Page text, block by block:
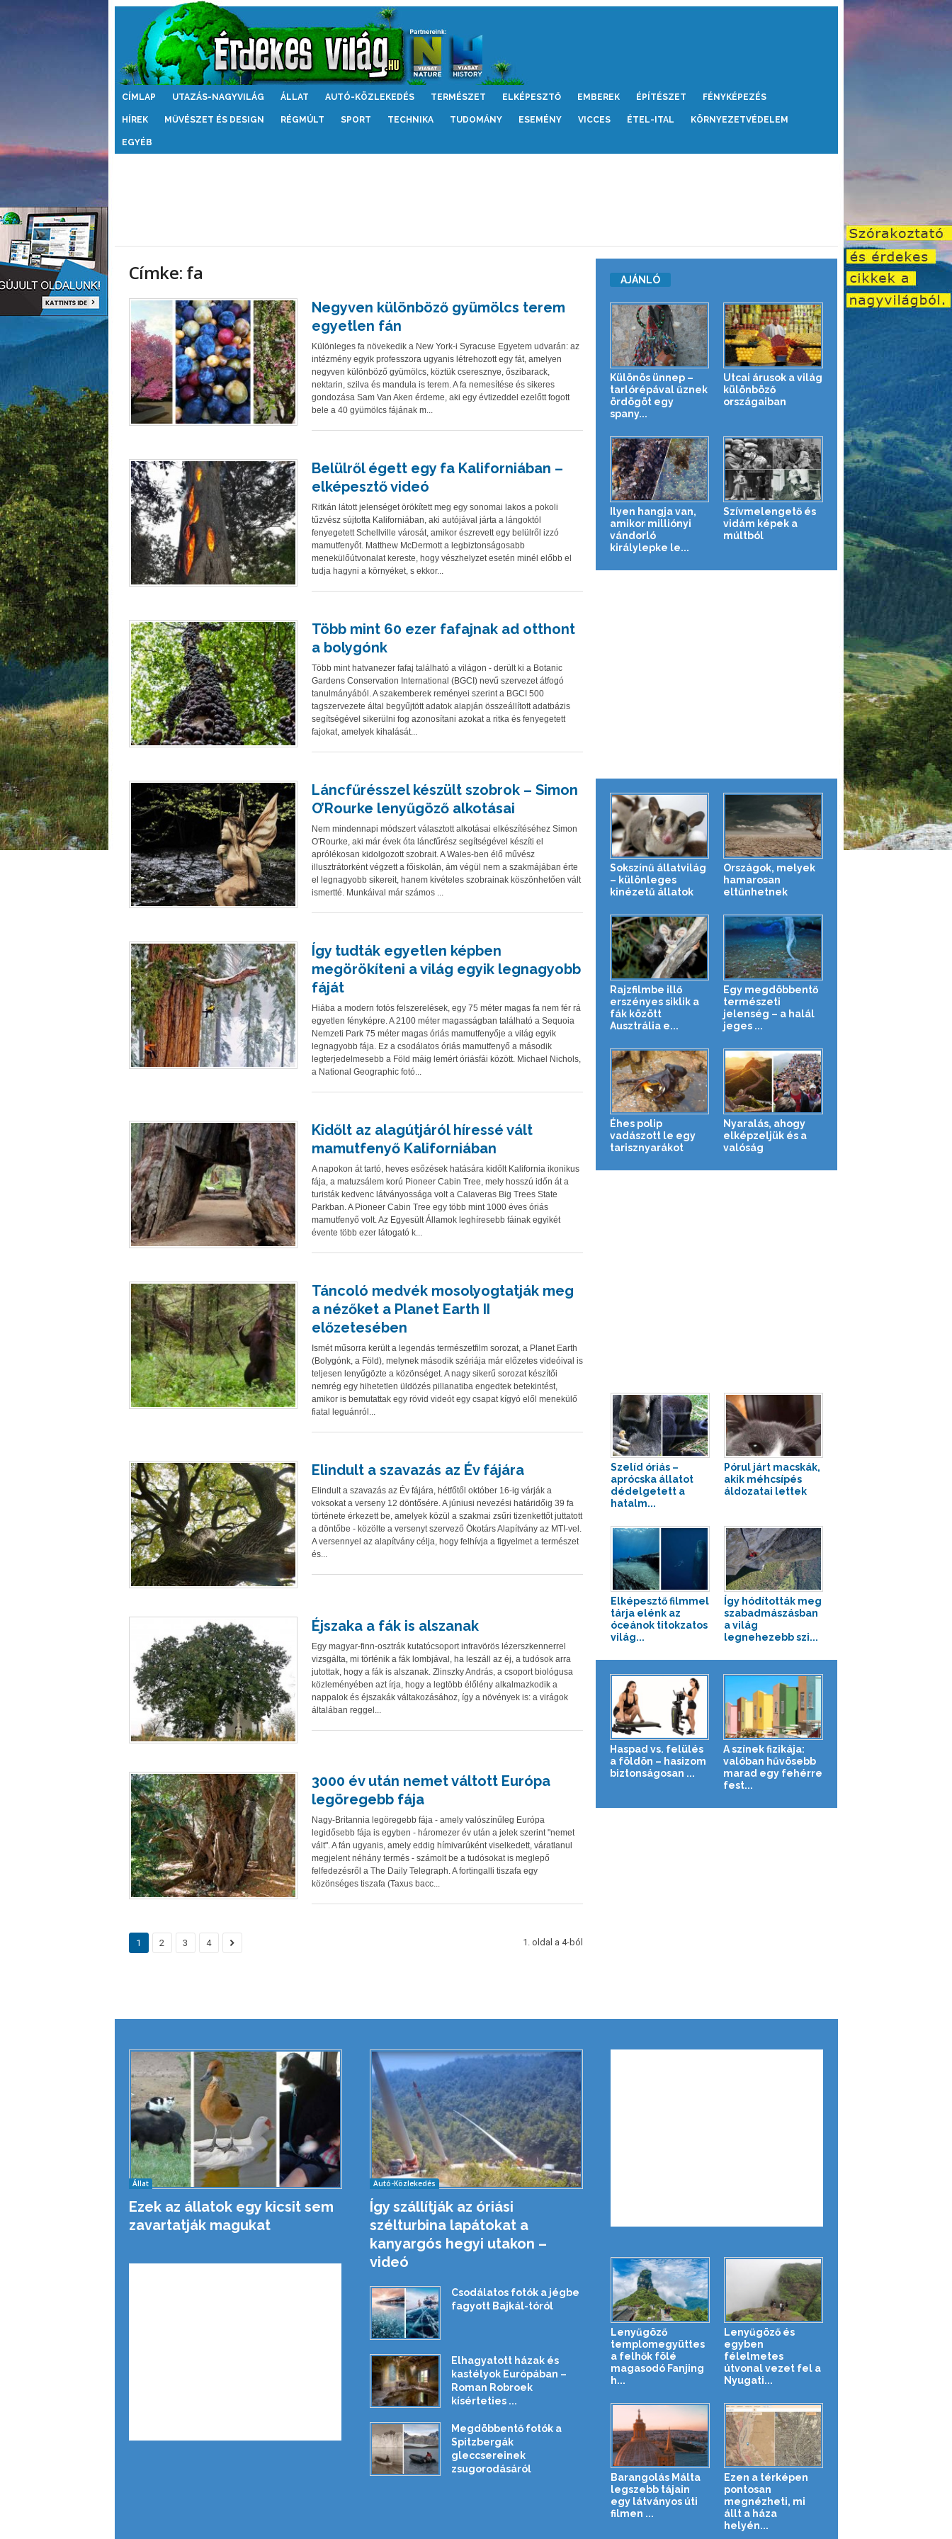
Érdekes
CÍMLAP UTAZÁS-NAGYVILÁG ÁLLAT AUTÓ-KÖZLEKEDÉS TERMÉSZET ELKÉPESZTŐ EMBEREK ÉPÍTÉSZET FÉNYKÉPEZÉS
HÍREK MŰVÉSZET ÉS DESIGN RÉGMÚLT SPORT TECHNIKA TUDOMÁNY ESEMÉNY VICCES ÉTEL-ITAL KÖRNYEZETVÉDELEM
EGYÉB
Címke: fa
Negyven különböző gyümölcs terem
egyetlen fán
Különleges fa növekedik a New York-i Syracuse Egyetem udvarán: az
intézmény egyik professzora ugyanis létrehozott egy fát, amelyen
negyven különböző gyümölcs, köztük cseresznye, őszibarack,
nektarin, szilva és mandula is terem. A fa nemesítése és sikeres
gondozása Sam Van Aken érdeme, aki egy évtizeddel ezelőtt fogott
bele a 40 gyümölcs fájának m...
Belülről égett egy fa Kaliforniában –
elképesztő videó
Ritkán látott jelenséget örökített meg egy sonomai lakos a pokoli
tűzvész sújtotta Kaliforniában, aki autójával járta a lángoktól
fenyegetett Schellville városát, amikor észrevett egy belülről izzó
mamutfenyőt. Matthew McDermott a legbiztonságosabb
menekülőútvonalat kereste, hogy vészhelyzet esetén minél előbb el
tudja hagyni a környéket, s ekkor...
Több mint 60 ezer fafajnak ad otthont
a bolygónk
Több mint hatvanezer fafaj található a világon - derült ki a Botanic
Gardens Conservation International (BGCI) nevű szervezet átfogó
tanulmányából. A szakemberek reményei szerint a BGCI 500
tagszervezete által begyűjtött adatok alapján összeállított adatbázis
segítségével sikerülni fog azonosítani azokat a ritka és fenyegetett
fajokat, amelyek kihalását...
Láncfűrésszel készült szobrok – Simon
O’Rourke lenyűgöző alkotásai
Nem mindennapi módszert választott alkotásai elkészítéséhez Simon
O'Rourke, aki már évek óta láncfűrész segítségével készíti el
aprólékosan kidolgozott szobrait. A Wales-ben élő művész
illusztrátorként végzett a főiskolán, ám végül nem a szakmájában érte
el legnagyobb sikereit, hanem kivételes szobrainak köszönhetően vált
ismertté. Munkáival már számos ...
Így tudták egyetlen képben
megörökíteni a világ egyik legnagyobb
fáját
Hiába a modern fotós felszerelések, egy 75 méter magas fa nem fér rá
egyetlen fényképre. A 2100 méter magasságban található a Sequoia
Nemzeti Park 75 méter magas óriás mamutfenyője a világ egyik
legnagyobb fája. Ez a csodálatos óriás mamutfenyő a második
legterjedelmesebb a Föld máig lemért óriásfái között. Michael Nichols,
a National Geographic fotó...
Kidőlt az alagútjáról híressé vált
mamutfenyő Kaliforniában
A napokon át tartó, heves esőzések hatására kidőlt Kalifornia ikonikus
fája, a matuzsálem korú Pioneer Cabin Tree, mely hosszú időn át a
turisták kedvenc látványossága volt a Calaveras Big Trees State
Parkban. A Pioneer Cabin Tree egy több mint 1000 éves óriás
mamutfenyő volt. Az Egyesült Államok leghíresebb fáinak egyikét
évente több ezer látogató k...
Táncoló medvék mosolyogtatják meg
a nézőket a Planet Earth II
előzetesében
Ismét műsorra került a legendás természetfilm sorozat, a Planet Earth
(Bolygónk, a Föld), melynek második szériája már előzetes videóival is
teljesen lenyűgözte a közönséget. A nagy sikerű sorozat készítői
nemrég egy hihetetlen üldözés pillanatiba engedtek betekintést,
amikor is bemutattak egy rövid videót egy csapat kígyó elől menekülő
fiatal leguánról...
Elindult a szavazás az Év fájára
Elindult a szavazás az Év fájára, hétfőtől október 16-ig várják a
voksokat a verseny 12 döntősére. A júniusi nevezési határidőig 39 fa
története érkezett be, amelyek közül a szakmai zsűri tizenkettőt juttatott
a döntőbe - közölte a versenyt szervező Ökotárs Alapítvány az MTI-vel.
A versennyel az alapítvány célja, hogy felhívja a figyelmet a természet
és...
Éjszaka a fák is alszanak
Egy magyar-finn-osztrák kutatócsoport infravörös lézerszkennerrel
vizsgálta, mi történik a fák lombjával, ha leszáll az éj, a tudósok arra
jutottak, hogy a fák is alszanak. Zlinszky András, a csoport biológusa
közleményében azt írja, hogy a legtöbb élőlény alkalmazkodik a
nappalok és éjszakák váltakozásához, így a növények is: a virágok
általában reggel...
3000 év után nemet váltott Európa
legöregebb fája
Nagy-Britannia legöregebb fája - amely valószínűleg Európa
legidősebb fája is egyben - háromezer év után a jelek szerint "nemet
vált". A fán ugyanis, amely eddig hímivarúként viselkedett, váratlanul
megjelent néhány termés - számolt be a tudósokat is meglepő
felfedezésről a The Daily Telegraph. A fortingalli tiszafa egy
közönséges tiszafa (Taxus bacc...
1 2 3 4 1. oldal a 4-ból
AJÁNLÓ
Különös ünnep –
tarlórépával űznek
ördögöt egy
spany...
Utcai árusok a világ
különböző
országaiban
Ilyen hangja van,
amikor milliónyi
vándorló
királylepke le...
Szívmelengető és
vidám képek a
múltból
Sokszínű állatvilág
– különleges
kinézetű állatok
Országok, melyek
hamarosan
eltűnhetnek
Rajzfilmbe illő
erszényes siklik a
fák között
Ausztrália e...
Egy megdöbbentő
természeti
jelenség – a halál
jeges ...
Éhes polip
vadászott le egy
tarisznyarákot
Nyaralás, ahogy
elképzeljük és a
valóság
Szelíd óriás –
aprócska állatot
dédelgetett a
hatalm...
Pórul járt macskák,
akik méhcsípés
áldozatai lettek
Elképesztő filmmel
tárja elénk az
óceánok titokzatos
világ...
Így hódították meg
szabadmászásban
a világ
legnehezebb szi...
Haspad vs. felülés
a földön – hasizom
biztonságosan ...
A színek fizikája:
valóban hűvösebb
marad egy fehérre
fest...
Állat
Ezek az állatok egy kicsit sem
zavartatják magukat
Autó-Közlekedés
Így szállítják az óriási
szélturbina lapátokat a
kanyargós hegyi utakon –
videó
Csodálatos fotók a jégbe
fagyott Bajkál-tóról
Elhagyatott házak és
kastélyok Európában –
Roman Robroek
kísérteties ...
Megdöbbentő fotók a
Spitzbergák
gleccsereinek
zsugorodásáról
Lenyűgöző
templomegyüttes
a felhők fölé
magasodó Fanjing
h...
Lenyűgöző és
egyben
félelmetes
útvonal vezet fel a
Nyugati...
Barangolás Málta
legszebb tájain
egy látványos úti
filmen ...
Ezen a térképen
pontosan
megnézheti, mi
állt a háza
helyén...